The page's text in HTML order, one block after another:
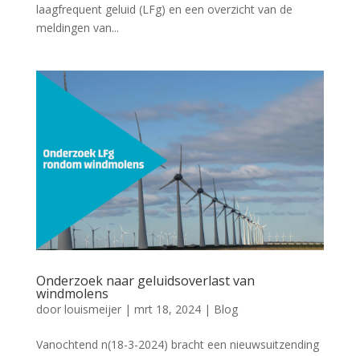
laagfrequent geluid (LFg) en een overzicht van de
meldingen van...
Onderzoek naar geluidsoverlast van
windmolens
door louismeijer| mrt 18, 2024| Blog
Vanochtend n(18-3-2024) bracht een nieuwsuitzending